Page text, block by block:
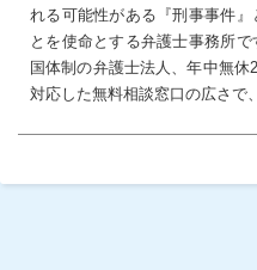
れる可能性がある『刑事事件
とを使命とする弁護士事務所
国体制の弁護士法人、年中無
対応した無料相談窓口の広さで